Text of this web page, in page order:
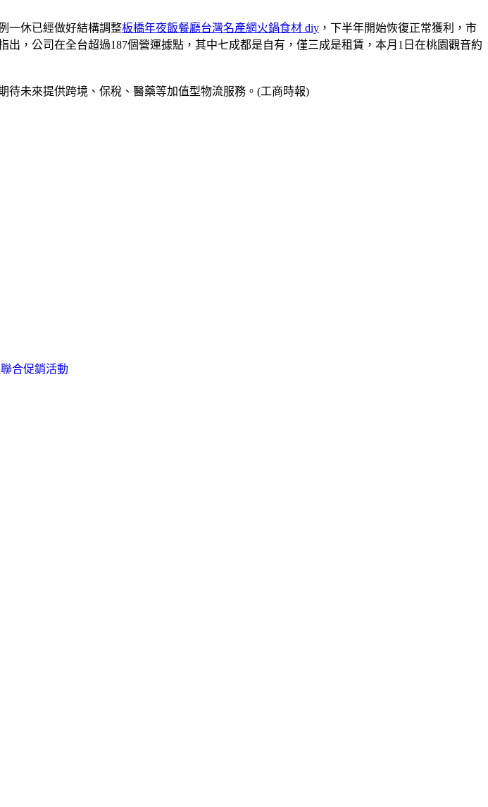
一休已經做好結構調整板橋年夜飯餐廳台灣名產網火鍋食材 diy ，下半年開始恢復正常獲利，市
，公司在全台超過187個營運據點，其中七成都是自有，僅三成是租賃，本月1日在桃園觀音約
未來提供跨境、保稅、醫藥等加值型物流服務。(工商時報)
合促銷活動